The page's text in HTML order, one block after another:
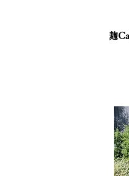
役立つ
のこと
食・主
っぷり
麹